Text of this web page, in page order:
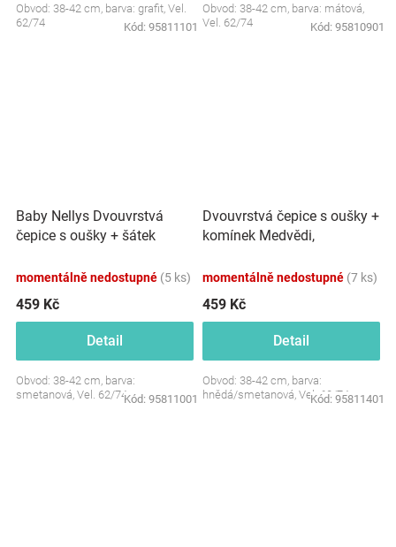
Obvod: 38-42 cm, barva: grafit, Vel.
62/74
Kód: 95811101
Obvod: 38-42 cm, barva: mátová,
Vel. 62/74
Kód: 95810901
Baby Nellys Dvouvrstvá
čepice s oušky + šátek
momentálně nedostupné (5 ks)
459 Kč
Detail
Obvod: 38-42 cm, barva:
smetanová, Vel. 62/74Kód: 95811001
Dvouvrstvá čepice s oušky +
komínek Medvědi,
momentálně nedostupné (7 ks)
459 Kč
Detail
Obvod: 38-42 cm, barva:
hnědá/smetanová, Vel. 62/74
Kód: 95811401